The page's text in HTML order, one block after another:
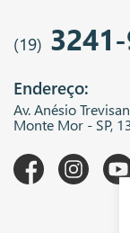
(19)
Endereço:
Av. Anésio
Monte Mor - SP,